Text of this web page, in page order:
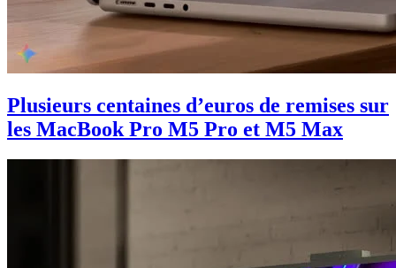
Plusieurs centaines d’euros de remises sur
les MacBook Pro M5 Pro et M5 Max